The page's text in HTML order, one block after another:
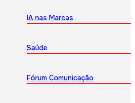
IA nas Marcas
Saúde
Fórum Comunicação